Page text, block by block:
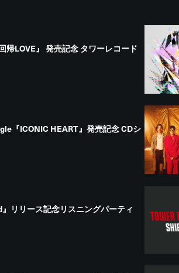
帰LOVE』 発売記念 タワーレコード
『ICONIC HEART』発売記念 CDシ
リリース記念リスニングパーティ